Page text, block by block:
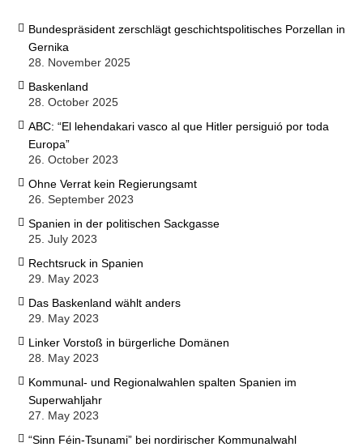
Bundespräsident zerschlägt geschichtspolitisches Porzellan in
Gernika
28. November 2025
Baskenland
28. October 2025
ABC: “El lehendakari vasco al que Hitler persiguió por toda
Europa”
26. October 2023
Ohne Verrat kein Regierungsamt
26. September 2023
Spanien in der politischen Sackgasse
25. July 2023
Rechtsruck in Spanien
29. May 2023
Das Baskenland wählt anders
29. May 2023
Linker Vorstoß in bürgerliche Domänen
28. May 2023
Kommunal- und Regionalwahlen spalten Spanien im
Superwahljahr
27. May 2023
“Sinn Féin-Tsunami” bei nordirischer Kommunalwahl